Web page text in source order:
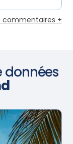
commentaires +
données